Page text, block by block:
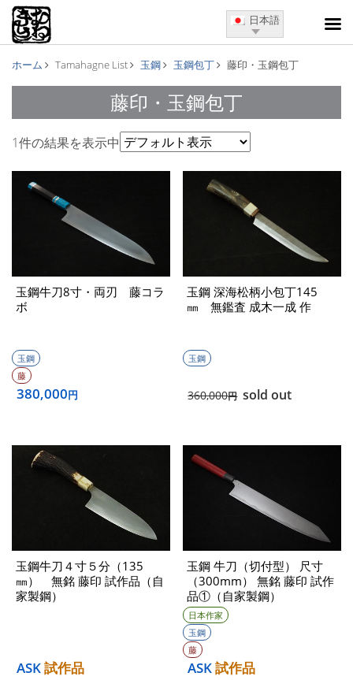
日本語
ホーム Tamahagne List 玉鋼 玉鋼包丁 藤印・玉鋼包丁
藤印・玉鋼包丁
1件の結果を表示中
玉鋼牛刀8寸・両刃 藤コラ
ボ
玉鋼
藤
380,000円
玉鋼 深海松柄小包丁145
㎜ 無鑑査 成木一成 作
玉鋼
360,000円 sold out
玉鋼牛刀４寸５分（135
㎜） 無銘 藤印 試作品（自
家製鋼）
ASK試作品
玉鋼 牛刀（切付型） 尺寸
（300mm） 無銘 藤印 試作
品①（自家製鋼）
日本作家
玉鋼
藤
ASK試作品